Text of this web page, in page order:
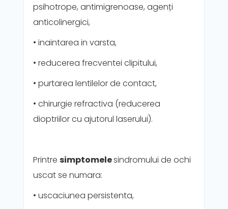
psihotrope, antimigrenoase, agenți
anticolinergici,
• inaintarea in varsta,
• reducerea frecventei clipitului,
• purtarea lentilelor de contact,
• chirurgie refractiva (reducerea
dioptriilor cu ajutorul laserului).
Printre simptomelesindromului de ochi
uscat se numara:
• uscaciunea persistenta,